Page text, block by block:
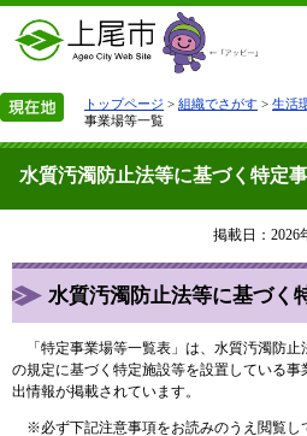
トップページ > 組織でさがす > 生活
事業場等一覧
水質汚濁防止法等に基づく特定
掲載日：2026
水質汚濁防止法等に基づく
「特定事業場等一覧表」は、水質汚濁防止
の規定に基づく特定施設等を設置している事
出情報が掲載されています。
※必ず下記注意事項をお読みのうえ閲覧し